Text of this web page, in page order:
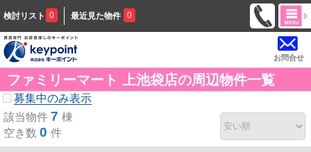
検討リスト 0 最近見た物件 0
お問合せ
ファミリーマート 上池袋店の周辺物件一覧
募集中のみ表示
該当物件 7 棟
空き数 0 件